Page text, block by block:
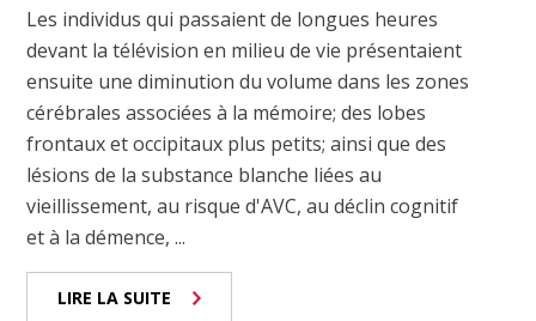
Les individus qui passaient de longues heures
devant la télévision en milieu de vie présentaient
ensuite une diminution du volume dans les zones
cérébrales associées à la mémoire; des lobes
frontaux et occipitaux plus petits; ainsi que des
lésions de la substance blanche liées au
vieillissement, au risque d'AVC, au déclin cognitif
et à la démence, ...
LIRE LA SUITE